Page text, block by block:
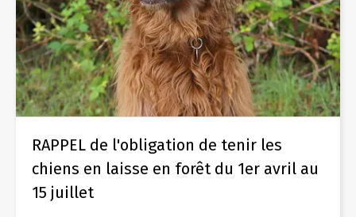
RAPPEL de l'obligation de tenir les
chiens en laisse en forêt du 1er avril au
15 juillet